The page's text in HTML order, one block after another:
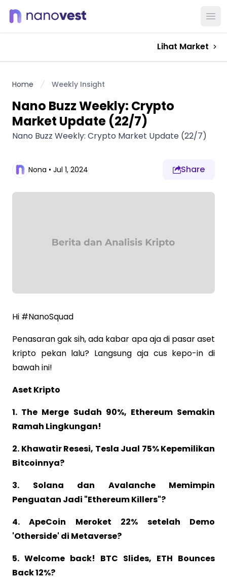
Lihat Market
Home Weekly Insight
Nano Buzz Weekly: Crypto
Market Update (22/7)
Nano Buzz Weekly: Crypto Market Update (22/7)
Nona • Jul 1, 2024 Share
Hi #NanoSquad
Penasaran gak sih, ada kabar apa aja di pasar aset
kripto pekan lalu? Langsung aja cus kepo-in di
bawah ini!
Aset Kripto
1. The Merge Sudah 90%, Ethereum Semakin
Ramah Lingkungan!
2. Khawatir Resesi, Tesla Jual 75% Kepemilikan
Bitcoinnya?
3. Solana dan Avalanche Memimpin
Penguatan Jadi "Ethereum Killers"?
4. ApeCoin Meroket 22% setelah Demo
'Otherside' di Metaverse?
5. Welcome back! BTC Slides, ETH Bounces
Back 12%?